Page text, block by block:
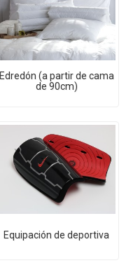
Edredón (a partir de cama
de 90cm)
Equipación de deportiva